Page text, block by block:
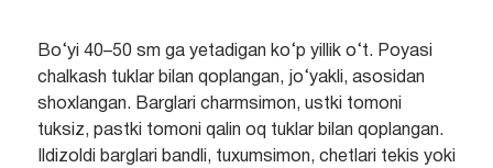
Bo‘yi 40–50 sm ga yetadigan ko‘p yillik o‘t. Poyasi
chalkash tuklar bilan qoplangan, jo‘yakli, asosidan
shoxlangan. Barglari charmsimon, ustki tomoni
tuksiz, pastki tomoni qalin oq tuklar bilan qoplangan.
Ildizoldi barglari bandli, tuxumsimon, chetlari tekis yoki